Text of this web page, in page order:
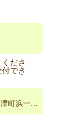
ださ
でき